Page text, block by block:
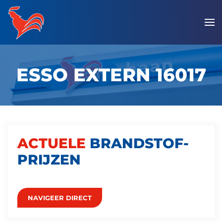
Overslaan
en
naar
inhoud
gaan
ESSO EXTERN 16017
ACTUELE BRANDSTOF­
PRIJZEN
NAVIGEER DIRECT